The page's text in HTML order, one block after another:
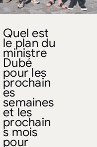
Quel est
le plan du
ministre
Dubé
pour les
prochain
es
semaines
et les
prochain
s mois
pour